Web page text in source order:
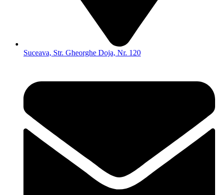
Suceava, Str. Gheorghe Doja, Nr. 120